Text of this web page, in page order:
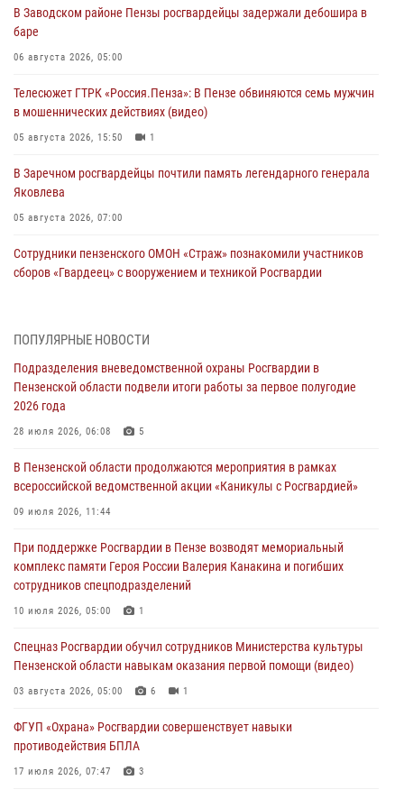
В Заводском районе Пензы росгвардейцы задержали дебошира в
баре
06 августа 2026, 05:00
Телесюжет ГТРК «Россия.Пенза»: В Пензе обвиняются семь мужчин
в мошеннических действиях (видео)
05 августа 2026, 15:50 1
В Заречном росгвардейцы почтили память легендарного генерала
Яковлева
05 августа 2026, 07:00
Сотрудники пензенского ОМОН «Страж» познакомили участников
сборов «Гвардеец» с вооружением и техникой Росгвардии
В Пензе сотрудники Росгвардии оказали помощь
05 августа 2026, 04:00
В Пензе при силовой поддержке Росгвардии пресечена
деятельность ОПГ, маскировавшейся под реабилитационный центр
4
В Управлении Росгвардии по Пензенской области подвели итоги
04 августа 2026, 06:08
Росгвардия обеспечила безопасность праздничных мероприятий в
День ВДВ в Пензе
ПОПУЛЯРНЫЕ НОВОСТИ
Подразделения вневедомственной охраны Росгвардии в
Пензенской области подвели итоги работы за первое полугодие
2026 года
28 июля 2026, 06:08 5
В Пензенской области продолжаются мероприятия в рамках
всероссийской ведомственной акции «Каникулы с Росгвардией»
09 июля 2026, 11:44
При поддержке Росгвардии в Пензе возводят мемориальный
комплекс памяти Героя России Валерия Канакина и погибших
сотрудников спецподразделений
10 июля 2026, 05:00 1
Спецназ Росгвардии обучил сотрудников Министерства культуры
Пензенской области навыкам оказания первой помощи (видео)
03 августа 2026, 05:00 6 1
ФГУП «Охрана» Росгвардии совершенствует навыки
противодействия БПЛА
17 июля 2026, 07:47 3